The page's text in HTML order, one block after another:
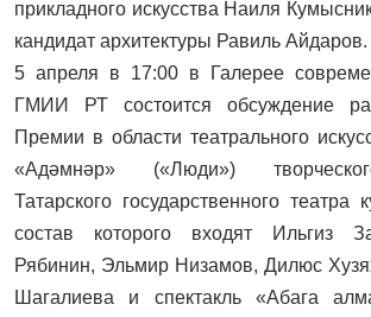
прикладного искусства Наиля
кандидат архитектуры Равиль Айдаров.
5 апреля в 17:00 в Галерее
ГМИИ РТ состоится обсуждение
Премии в области театрального
«Адәмнәр» («Люди»)
Татарского государственного театра
состав которого входят Ильгиз
Рябинин, Эльмир Низамов, Дилюс
Шагалиева и спектакль «Абага